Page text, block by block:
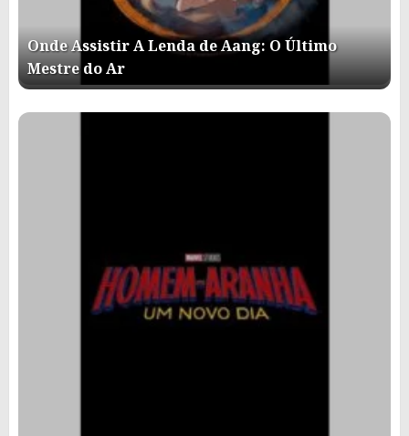
Onde Assistir A Lenda de Aang: O Último
Mestre do Ar